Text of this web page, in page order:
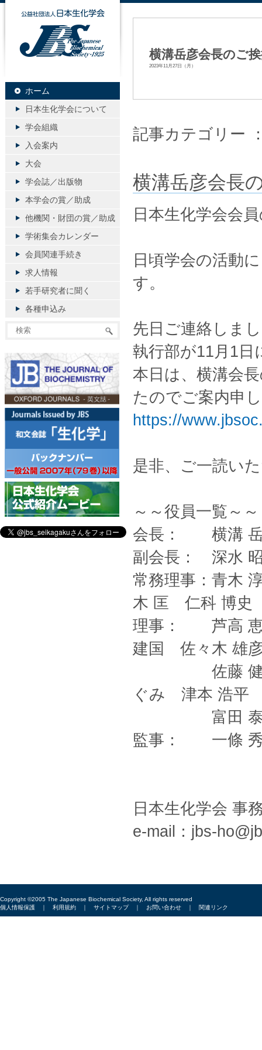
横溝岳彦会長のご
2023年11月27日（月）
記事カテゴリー
横溝岳彦会長
日本生化学会会
日頃学会の活動
す。
先日ご連絡しま
執行部が11月1日
本日は、横溝会
たのでご案内申
https://
是非、ご一読い
～～役員一覧～～
会長： 横溝
副会長： 深水
常務理事：青
木 匡 仁科 博史
理事： 芦高
建国 佐々木 雄
佐藤 健 澤
ぐみ 津本 浩平
富田 泰輔
監事： 一條
日本生化学会 事
e-mail：jbs-
公益社団法人日本生化学会
ホーム
日本生化学会について
学会組織
入会案内
大会
学会誌／出版物
本学会の賞／助成
他機関・財団の賞／助成
学術集会カレンダー
会員関連手続き
求人情報
若手研究者に聞く
各種申込み
Copyright ©2005 The Japanese Biochemical Society, All rights reserved
個人情報保護 ｜ 利用規約 ｜ サイトマップ｜ お問い合わせ ｜ 関連リンク